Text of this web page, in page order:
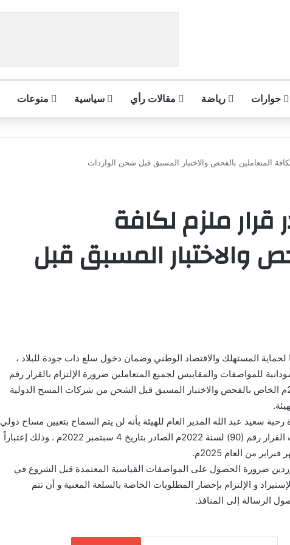
حوارات رياضة مقالات رأي سياسية منوعات
المتعاملين بالفحص والاختبار المسبق قبل شحن الواردات
ملزم لكافة
والاختبار المسبق قبل
المستهلك والاقتصاد الوطني وضمان دخول سلع ذات جودة للبلاد ،
للمواصفات والمقاييس لجميع المتعاملين ضرورة الإلتزام بالقرار رقم
(90) لسنة 2022م الخاص بالفحص والاختبار المسبق قبل الشحن من شركات المسح الدولية
سعيد عبد الله المدير العام للهيئة بأنه لن يتم السماح بتعيين مساح دولي
داخلي لمتطلبات القرار رقم (90) لسنة 2022م الصادر بتاريخ 4 سبتمبر 2022م . وذلك إعتباراً
من العام 2025م.
ضرورة الحصول على المواصفات القياسية المعتمدة قبل الشروع في
و الإلتزام بإحضار المطلوبات الخاصة بالسلعة المعنية و أن تتم
الرسالة إلى المنافذ.
وزارة الصحة الاتحادية تجيز استراتيجيتها